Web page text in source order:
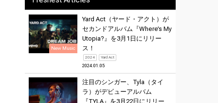
New Music
Yard Act（ヤード・アクト）が
セカンドアルバム『Where’s My
Utopia?』を3月1日にリリー
ス！
2024 Yard Act
2024.01.05
注目のシンガー、Tyla（タイ
ラ）がデビューアルバム
『TYLA』を3月22日にリリー